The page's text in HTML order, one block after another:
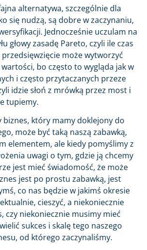
alternatywa, szczególnie dla
się nudzą, są dobre w zaczynaniu,
Jednocześnie uczulam na
głowy zasadę Pareto, czyli ile czas
może wytworzyć
bo często to wygląda jak w
i często przytaczanych przeze
idzie słoń z mrówką przez most i
tupiemy.
biznes, który mamy doklejony do
może być taką naszą zabawką,
elementem, ale kiedy pomyślimy z
uwagi o tym, gdzie ją chcemy
jest mieć świadomość, że może
jest po prostu zabawką, jest
co nas będzie w jakimś okresie
cieszyć, a niekoniecznie
czy niekoniecznie musimy mieć
sukces i skalę tego naszego
od którego zaczynaliśmy.